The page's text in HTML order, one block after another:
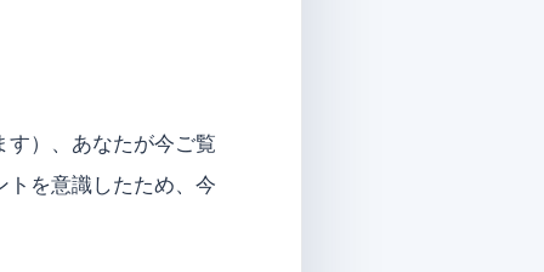
す）、あなたが今ご覧
トを意識したため、今